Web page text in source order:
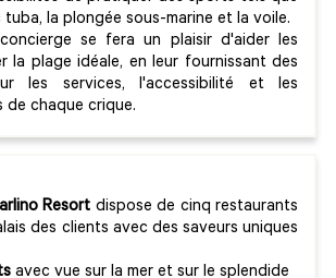
la plongée sous-marine et la voile.
se fera un plaisir d'aider les
la plage idéale, en leur fournissant des
les services, l'accessibilité et les
chaque crique.
Resort dispose de cinq restaurants
des clients avec des saveurs uniques
avec vue sur la mer et sur le splendide